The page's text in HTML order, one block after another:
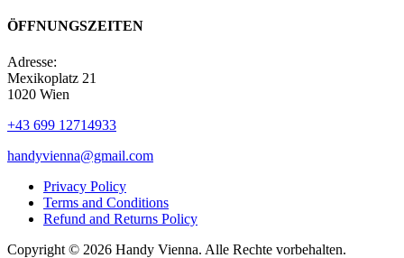
ÖFFNUNGSZEITEN
Adresse:
Mexikoplatz 21
1020 Wien
+43 699 12714933
handyvienna@gmail.com
Privacy Policy
Terms and Conditions
Refund and Returns Policy
Copyright © 2026 Handy Vienna. Alle Rechte vorbehalten.